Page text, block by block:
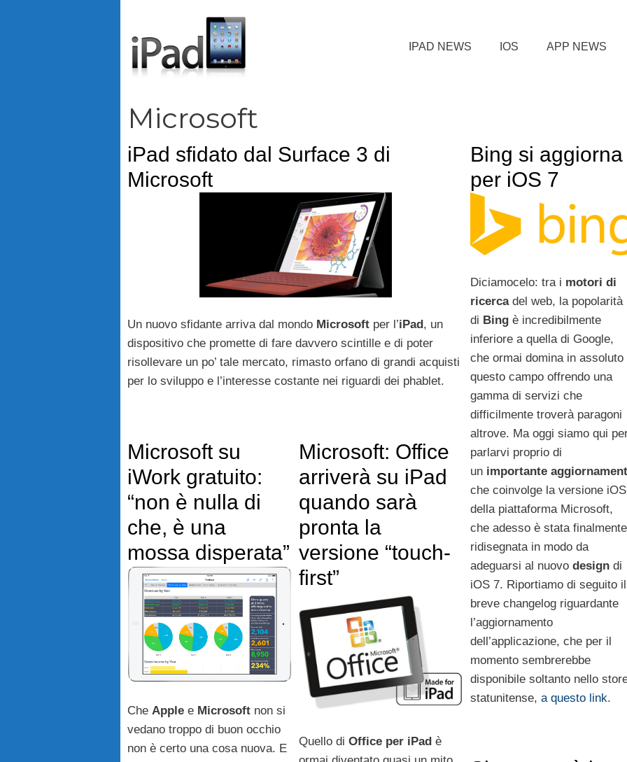
IPAD NEWS IOS APP NEWS
Microsoft
iPad sfidato dal Surface 3 di
Microsoft
Un nuovo sfidante arriva dal mondo Microsoft per l’iPad , un
dispositivo che promette di fare davvero scintille e di poter
risollevare un po’ tale mercato, rimasto orfano di grandi acquisti
per lo sviluppo e l’interesse costante nei riguardi dei phablet.
Bing si aggiorna
per iOS 7
Diciamocelo: tra i motori di
ricercadel web, la popolarità
di Bingè incredibilmente
inferiore a quella di Google,
che ormai domina in assoluto
questo campo offrendo una
gamma di servizi che
difficilmente troverà paragoni
altrove. Ma oggi siamo qui
parlarvi proprio di
un importante
che coinvolge la versione iOS
della piattaforma Microsoft,
che adesso è stata finalmente
ridisegnata in modo da
adeguarsi al nuovo designdi
iOS 7. Riportiamo di seguito il
breve changelog riguardante
l’aggiornamento
dell’applicazione, che per il
momento sembrerebbe
disponibile soltanto nello
statunitense, a questo link.
Microsoft su
iWork gratuito:
“non è nulla di
che, è una
mossa disperata”
Che Apple e Microsoft non si
vedano troppo di buon occhio
non è certo una cosa nuova. E
Microsoft: Office
arriverà su iPad
quando sarà
pronta la
versione “touch-
first”
Quello di Office per iPadè